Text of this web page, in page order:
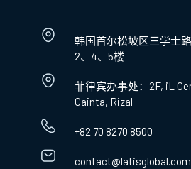
韩国首尔松坡区三学士
2、4、5楼
菲律宾办事处：2F, iL
Cainta, Rizal
+82 70 8270 8500
contact@latisglobal.com